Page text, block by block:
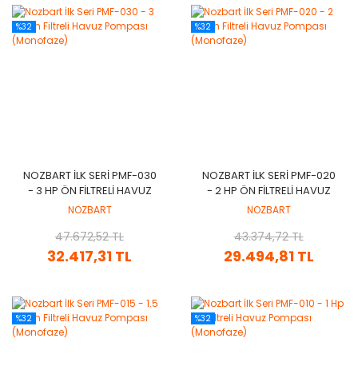
%32
NOZBART İLK SERI PMF-030
- 3 HP ÖN FILTRELI HAVUZ
POMPASI (MONOFAZE)
NOZBART
32.417,31 TL
47.672,52 TL
%32
NOZBART İLK SERI PMF-020
- 2 HP ÖN FILTRELI HAVUZ
POMPASI (MONOFAZE)
NOZBART
29.494,81 TL
43.374,72 TL
%32 %32